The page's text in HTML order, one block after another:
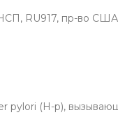
RU917, пр-во
(H-p),